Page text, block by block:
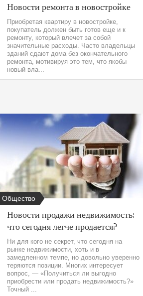
Новости ремонта в новостройке
Приобретая квартиру в новостройке,
покупатель должен быть готов еще и к
ремонту, который влечет за собой
значительные расходы. Часто владельцы
зданий сдают дома без окончательного
ремонта, мотивируя это тем, что якобы
новый вла...
Общество
Новости продажи недвижимость:
что сегодня легче продается?
Ни для кого не секрет, что сегодня на
рынке недвижимости, хоть и в
замедленном темпе, но довольно уверенно
теряются позиции. Многих интересует
вопрос, — «Получиться ли выгодно
приобрести или продать недвижимость?»
Точный ...